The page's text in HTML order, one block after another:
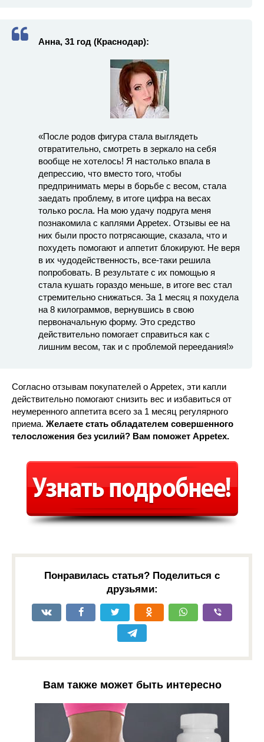
Анна, 31 год (Краснодар):
«После родов фигура стала выглядеть
отвратительно, смотреть в зеркало на себя
вообще не хотелось! Я настолько впала в
депрессию, что вместо того, чтобы
предпринимать меры в борьбе с весом, стала
заедать проблему, в итоге цифра на весах
только росла. На мою удачу подруга меня
познакомила с каплями Appetex. Отзывы ее на
них были просто потрясающие, сказала, что и
похудеть помогают и аппетит блокируют. Не веря
в их чудодейственность, все-таки решила
попробовать. В результате с их помощью я
стала кушать гораздо меньше, в итоге вес стал
стремительно снижаться. За 1 месяц я похудела
на 8 килограммов, вернувшись в свою
первоначальную форму. Это средство
действительно помогает справиться как с
лишним весом, так и с проблемой переедания!»
Согласно отзывам покупателей о Appetex, эти капли
действительно помогают снизить вес и избавиться от
неумеренного аппетита всего за 1 месяц регулярного
приема. Желаете стать обладателем совершенного
телосложения без усилий? Вам поможет Appetex.
Понравилась статья? Поделиться с
друзьями:
Вам также может быть интересно